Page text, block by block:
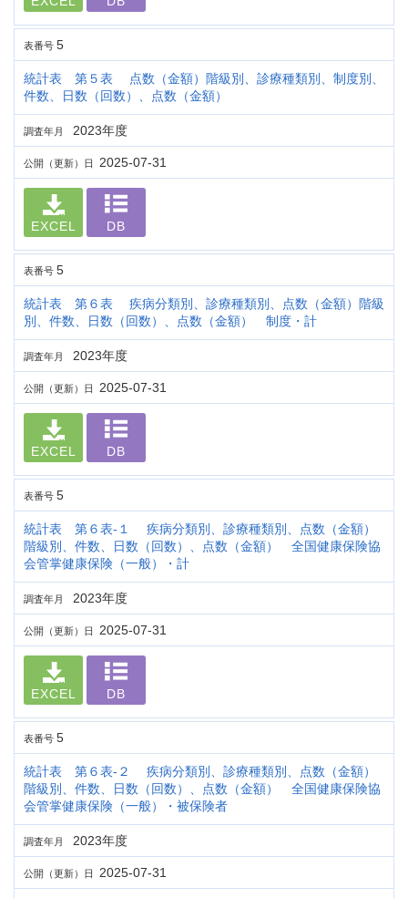
表番号 5
統計表 第５表 点数（金額）階級別、診療種類別、制度別、
件数、日数（回数）、点数（金額）
調査年月 2023年度
公開（更新）日 2025-07-31
EXCEL DB
表番号 5
統計表 第６表 疾病分類別、診療種類別、点数（金額）階級
別、件数、日数（回数）、点数（金額） 制度・計
調査年月 2023年度
公開（更新）日 2025-07-31
EXCEL DB
表番号 5
統計表 第６表-１ 疾病分類別、診療種類別、点数（金額）
階級別、件数、日数（回数）、点数（金額） 全国健康保険協
会管掌健康保険（一般）・計
調査年月 2023年度
公開（更新）日 2025-07-31
EXCEL DB
表番号 5
統計表 第６表-２ 疾病分類別、診療種類別、点数（金額）
階級別、件数、日数（回数）、点数（金額） 全国健康保険協
会管掌健康保険（一般）・被保険者
調査年月 2023年度
公開（更新）日 2025-07-31